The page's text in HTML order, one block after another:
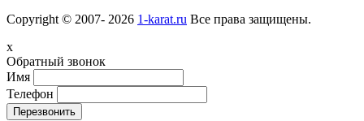
Copyright © 2007- 2026 1-karat.ru Все права защищены.
x
Обратный звонок
Имя
Телефон
Перезвонить